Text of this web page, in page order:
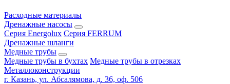
Расходные материалы
Дренажные насосы
Серия Energolux Серия FERRUM
Дренажные шланги
Медные трубы
Медные трубы в бухтах Медные трубы в отрезках
Металлоконструкции
г. Казань, ул. Абсалямова, д. 36, оф. 506